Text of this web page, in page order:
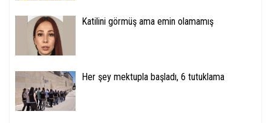
Katilini görmüş ama emin olamamış
Her şey mektupla başladı, 6 tutuklama